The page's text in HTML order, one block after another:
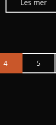
4 5